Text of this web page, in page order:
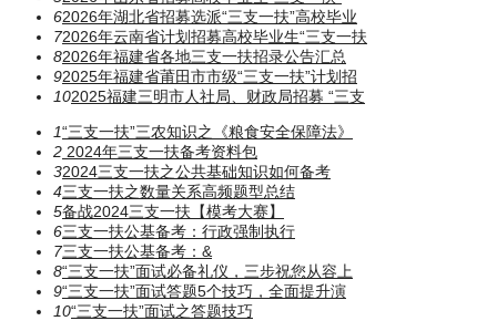
62026年湖北省招募选派“三支一扶”高校毕业
72026年云南省计划招募高校毕业生“三支一扶
82026年福建省各地三支一扶招录公告汇总
92025年福建省莆田市市级“三支一扶”计划招
102025福建三明市人社局、财政局招募 “三支
1“三支一扶”三农知识之《粮食安全保障法》
2 2024年三支一扶备考资料包
32024三支一扶之公共基础知识如何备考
4三支一扶之数量关系高频题型总结
5备战2024三支一扶【模考大赛】
6三支一扶公基备考：行政强制执行
7三支一扶公基备考：​​​&
8“三支一扶”面试必备礼仪，三步祝您从容上
9“三支一扶”面试答题5个技巧，全面提升演
10“三支一扶”面试之答题技巧